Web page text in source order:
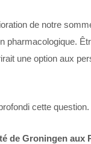
de notre
pharmacologique.
une option aux
cette question.
de Groningen aux